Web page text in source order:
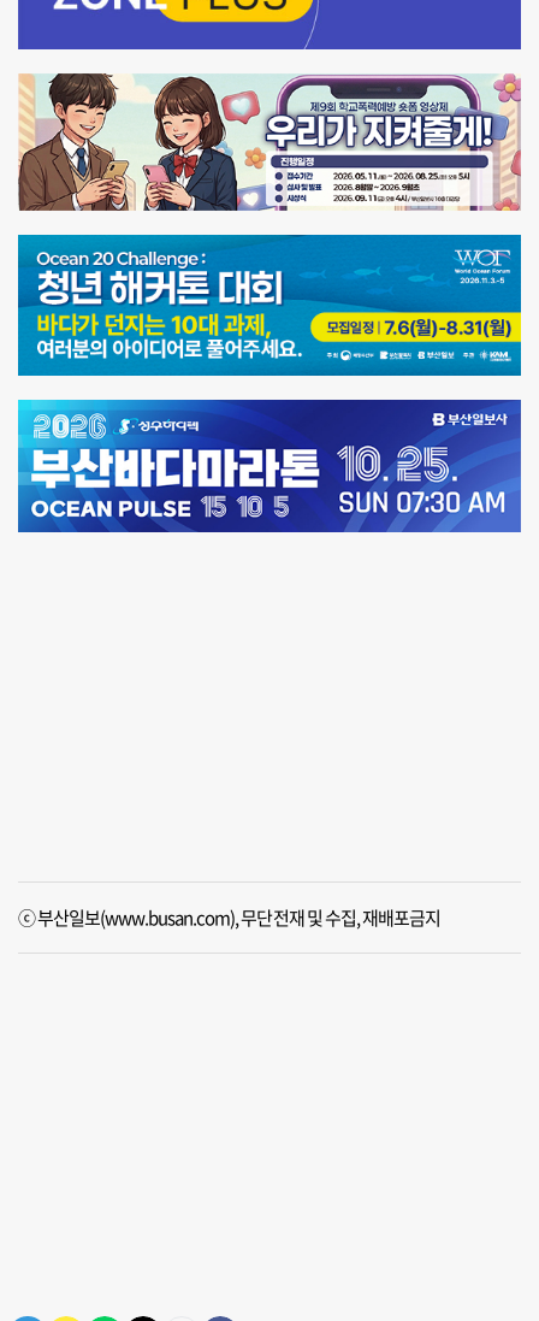
ⓒ 부산일보(www.busan.com), 무단전재 및 수집, 재배포금지